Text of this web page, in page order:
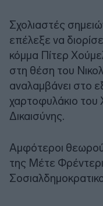
Σχολιαστές
επέλεξε να
κόμμα Πίτερ
στη θέση του
αναλαμβάνει στο
χαρτοφυλάκιο
Δικαισύνης.
Αμφότεροι
της Μέτε